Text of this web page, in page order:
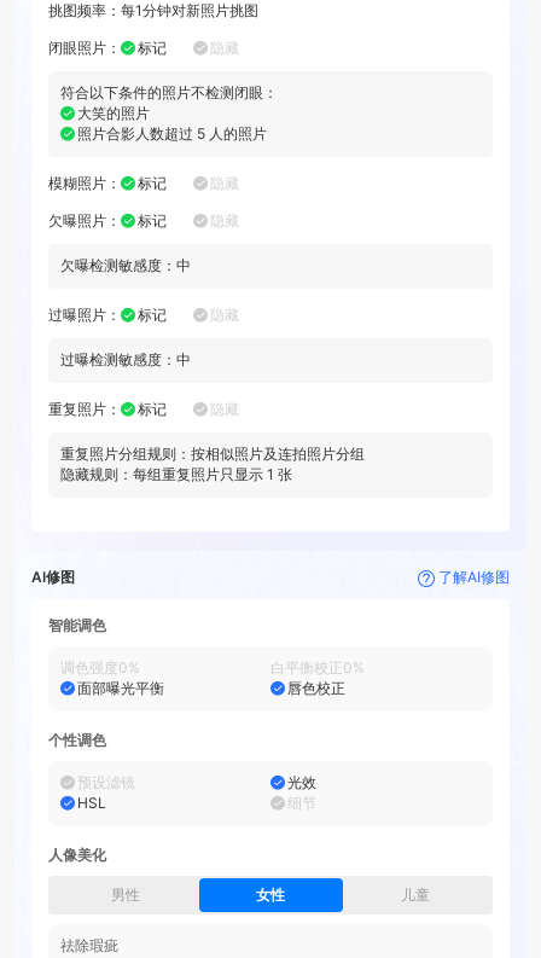
挑图频率： 每1分钟对新照片挑图
闭眼照片 ： 标记 隐藏
符合以下条件的照片不检测闭眼：
大笑的照片
照片合影人数超过 5 人的照片
模糊照片 ： 标记 隐藏
欠曝照片 ： 标记 隐藏
欠曝检测敏感度： 中
过曝照片 ： 标记 隐藏
过曝检测敏感度： 中
重复照片 ： 标记 隐藏
重复照片分组规则： 按相似照片及连拍照片分组
隐藏规则：每组重复照片只显示 1 张
AI修图 了解AI修图
智能调色
调色强度0% 白平衡校正0%
面部曝光平衡
唇色校正
个性调色
预设滤镜
光效
HSL
细节
人像美化
男性 女性 儿童
祛除瑕疵